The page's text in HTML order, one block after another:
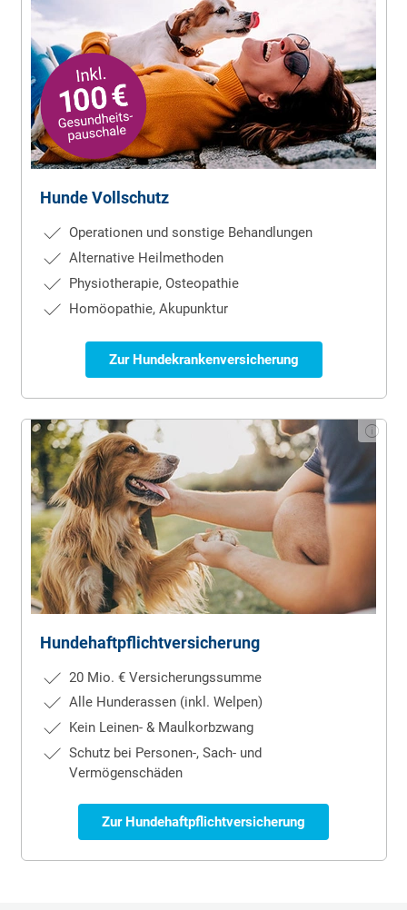
Hunde Voll­schutz
Operationen und sonstige Behandlungen
Alternative Heilmethoden
Physiotherapie, Osteopathie
Homöopathie, Akupunktur
Zur Hundekrankenversicherung
Hunde­haft­pflicht­versicherung
20 Mio. € Versicherungssumme
Alle Hunderassen (inkl. Welpen)
Kein Leinen- & Maulkorbzwang
Schutz bei Personen-, Sach- und
Vermögenschäden
Zur Hundehaftpflichtversicherung